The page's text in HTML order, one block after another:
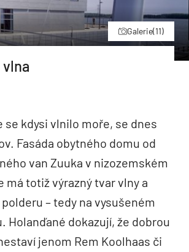
Galerie(11)
vlna
se kdysi vlnilo moře, se dnes
Fasáda obytného domu od
van Zuuka v nizozemském
má totiž výrazný tvar vlny a
– tedy na vysušeném
Holanďané dokazují, že dobrou
jenom Rem Koolhaas či